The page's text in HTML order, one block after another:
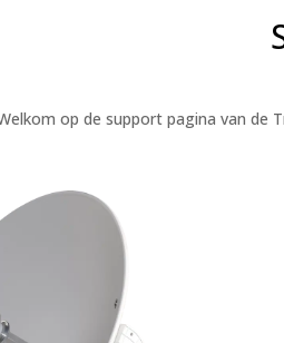
op de support pagina van de